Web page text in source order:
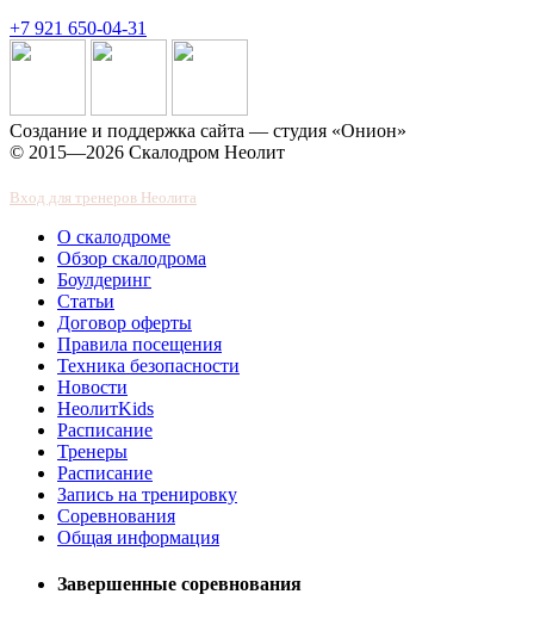
+7 921 650-04-31
Создание и поддержка сайта — студия «Онион»
© 2015—2026 Скалодром Неолит
Вход для тренеров Неолита
О скалодроме
Обзор скалодрома
Боулдеринг
Статьи
Договор оферты
Правила посещения
Техника безопасности
Новости
НеолитKids
Расписание
Тренеры
Расписание
Запись на тренировку
Соревнования
Общая информация
Завершенные соревнования